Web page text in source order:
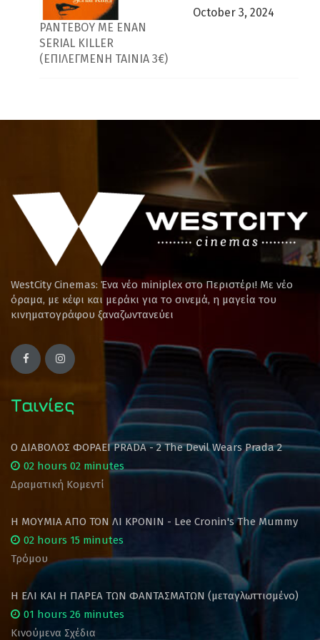
ΡΑΝΤΕΒΟΥ ΜΕ ΕΝΑΝ
SERIAL KILLER
(ΕΠΙΛΕΓΜΕΝΗ ΤΑΙΝΙΑ 3€)
October 3, 2024
WestCity Cinemas: Ένα νέο miniplex στο Περιστέρι! Mε νέο
όραμα, με κέφι και μεράκι για το σινεμά, η μαγεία του
κινηματογράφου ξαναζωντανεύει
Ταινίες
Ο ΔΙΑΒΟΛΟΣ ΦΟΡΑΕΙ PRADA - 2 The Devil Wears Prada 2
02 hours 02 minutes
Δραματική Κομεντί
Η ΜΟΥΜΙΑ ΑΠΟ ΤΟΝ ΛΙ ΚΡΟΝΙΝ - Lee Cronin's The Mummy
02 hours 15 minutes
Τρόμου
Η ΕΛΙ ΚΑΙ Η ΠΑΡΕΑ ΤΩΝ ΦΑΝΤΑΣΜΑΤΩΝ (μεταγλωττισμένο)
01 hours 26 minutes
Κινούμενα Σχέδια